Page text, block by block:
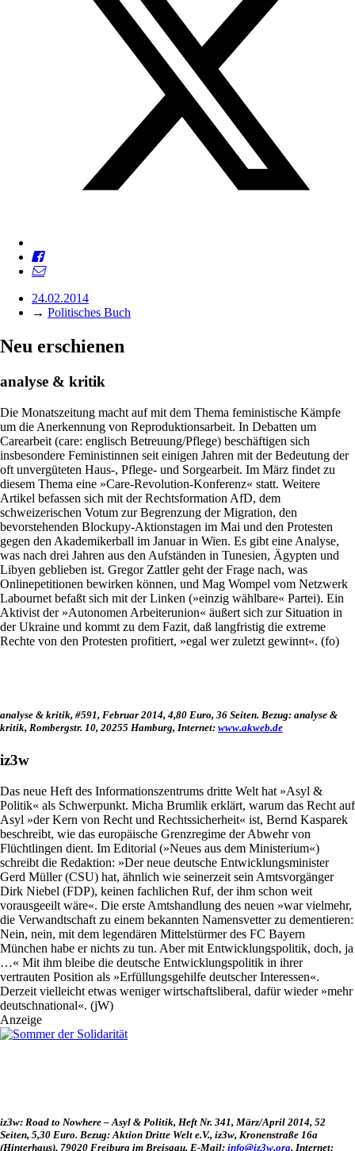
24.02.2014
→ Politisches Buch
Neu erschienen
analyse & kritik
Die Monatszeitung macht auf mit dem Thema feministische Kämpfe
um die Anerkennung von Reproduktionsarbeit. In Debatten um
Carearbeit (­care: englisch Betreuung/Pflege) beschäftigen sich
insbesondere Feministinnen seit einigen Jahren mit der Bedeutung der
oft unvergüteten Haus-, Pflege- und Sorgearbeit. Im März findet zu
diesem Thema eine »Care-Revolution-Konferenz« statt. Weitere
Artikel befassen sich mit der Rechtsformation AfD, dem
schweizerischen Votum zur Begrenzung der Migration, den
bevorstehenden Blockupy-Aktionstagen im Mai und den Protesten
gegen den Akademikerball im Januar in Wien. Es gibt eine Analyse,
was nach drei Jahren aus den Aufständen in Tunesien, Ägypten und
Libyen geblieben ist. Gregor Zattler geht der Frage nach, was
Onlinepetitionen bewirken können, und Mag Wompel vom Netzwerk
Labournet befaßt sich mit der Linken (»einzig wählbare« Partei). Ein
Aktivist der »Autonomen Arbeiterunion« äußert sich zur Situation in
der Ukraine und kommt zu dem Fazit, daß langfristig die extreme
Rechte von den Protesten profitiert, »egal wer zuletzt gewinnt«. (fo)
analyse & kritik, #591, Februar 2014, 4,80 Euro, 36 Seiten. Bezug: analyse &
kritik, Rombergstr. 10, 20255 Hamburg, Internet: www.akweb.de
iz3w
Das neue Heft des Informationszentrums dritte Welt hat »Asyl &
Politik« als Schwerpunkt. Micha Brumlik erklärt, warum das Recht auf
Asyl »der Kern von Recht und Rechtssicherheit« ist, Bernd Kasparek
beschreibt, wie das europäische Grenzregime der Abwehr von
Flüchtlingen dient. Im Editorial (»Neues aus dem Ministerium«)
schreibt die Redaktion: »Der neue deutsche Entwicklungsminister
Gerd Müller (CSU) hat, ähnlich wie seinerzeit sein Amtsvorgänger
Dirk Niebel (FDP), keinen fachlichen Ruf, der ihm schon weit
vorausgeeilt wäre«. Die erste Amtshandlung des neuen »war vielmehr,
die Verwandtschaft zu einem bekannten Namensvetter zu dementieren:
Nein, nein, mit dem legendären Mittelstürmer des FC Bayern
München habe er nichts zu tun. Aber mit Entwicklungspolitik, doch, ja
…« Mit ihm bleibe die deutsche Entwicklungspolitik in ihrer
vertrauten Position als »Erfüllungsgehilfe deutscher Interessen«.
Derzeit vielleicht etwas weniger wirtschaftsliberal, dafür wieder »mehr
deutschnational«. (jW)
Anzeige
iz3w: Road to Nowhere – Asyl & Politik, Heft Nr. 341, März/April 2014, 52
Seiten, 5,30 Euro. Bezug: Aktion Dritte Welt e.V., iz3w, Kronenstraße 16a
(Hinterhaus), 79020 Freiburg im Breisgau. E-Mail: info@iz3w.org. Internet: